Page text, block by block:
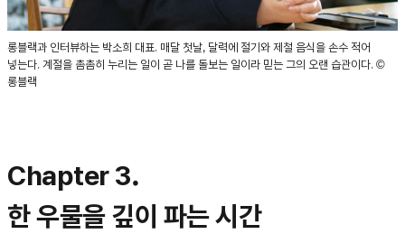
롱블랙과 인터뷰하는 박소희 대표. 매달 첫날, 달력에 절기와 제철 음식을 손수 적어
넣는다. 계절을 촘촘히 누리는 일이 곧 나를 돌보는 일이라 믿는 그의 오랜 습관이다. ©
롱블랙
Chapter 3.
한 우물을 깊이 파는 시간